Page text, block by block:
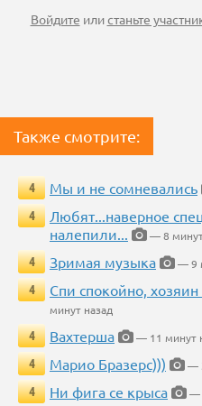
Войдите илистаньте
Также смотрите:
4 Мы и не сомневались
4
Любят...наверное
налепили...
— 8
4
Зримая музыка
— 9
4
Спи спокойно,
минут назад
4
Вахтерша
— 11 минут
4
Марио Бразерс)))
—
4
Ни фига се крыса
—